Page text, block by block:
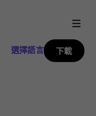
選擇語言 下載